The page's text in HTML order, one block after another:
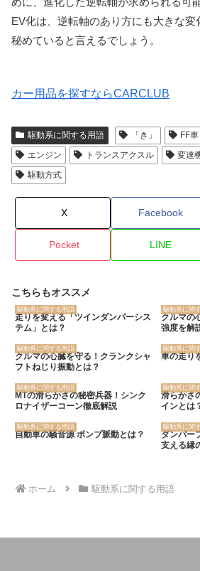
EV化は、逆転軸のあり方にも大きな変
秘めていると言えるでしょう。
カー用品を探すならCARCLUB
駆動系に関する用語 「き」 FF車
エンジン
トランスアクスル 変速
駆動方式
X Facebook
Pocket LINE
こちらもオススメ
駆動系に関する用語
走りを変える「ツインダンパーシス
テム」とは？
駆動系に関
クルマの
強度を解
駆動系に関する用語
クルマの心臓を守る！クランクシャ
フトねじり振動とは？
駆動系に関
車の走り
駆動系に関する用語
MTの滑らかさの秘密兵器！シンク
ロナイザーコーン徹底解説
駆動系に関
滑らかさ
インとは
駆動系に関する用語
自動車の騒音源 ポンプ脈動とは？
駆動系に関
ダンパー
支える縁
ホーム 駆動系に関する用語